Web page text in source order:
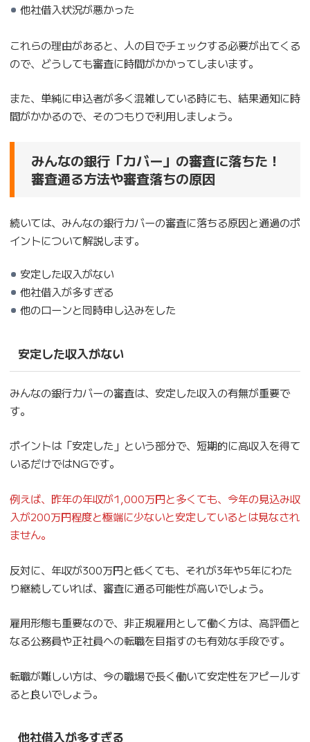
他社借入状況が悪かった
これらの理由があると、人の目でチェックする必要が出てくる
ので、どうしても審査に時間がかかってしまいます。
また、単純に申込者が多く混雑している時にも、結果通知に時
間がかかるので、そのつもりで利用しましょう。
みんなの銀行「カバー」の審査に落ちた！
審査通る方法や審査落ちの原因
続いては、みんなの銀行カバーの審査に落ちる原因と通過のポ
イントについて解説します。
安定した収入がない
他社借入が多すぎる
他のローンと同時申し込みをした
安定した収入がない
みんなの銀行カバーの審査は、安定した収入の有無が重要で
す。
ポイントは「安定した」という部分で、短期的に高収入を得て
いるだけではNGです。
例えば、昨年の年収が1,000万円と多くても、今年の見込み収
入が200万円程度と極端に少ないと安定しているとは見なされ
ません。
反対に、年収が300万円と低くても、それが3年や5年にわた
り継続していれば、審査に通る可能性が高いでしょう。
雇用形態も重要なので、非正規雇用として働く方は、高評価と
なる公務員や正社員への転職を目指すのも有効な手段です。
転職が難しい方は、今の職場で長く働いて安定性をアピールす
ると良いでしょう。
他社借入が多すぎる